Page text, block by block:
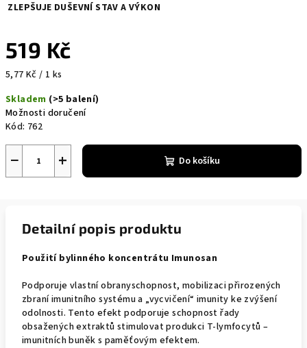
ZLEPŠUJE DUŠEVNÍ STAV A VÝKON
519 Kč
Měrná
5,77 Kč / 1 ks
Skladem (>5 balení)
Možnosti doručení
Kód: 762
+
− Do košíku
Detailní popis produktu
Použití bylinného koncentrátu Imunosan
Podporuje vlastní obranyschopnost, mobilizaci přirozených
zbraní imunitního systému a „vycvičení“ imunity ke zvýšení
odolnosti. Tento efekt podporuje schopnost řady
obsažených extraktů stimulovat produkci T-lymfocytů –
imunitních buněk s paměťovým efektem.